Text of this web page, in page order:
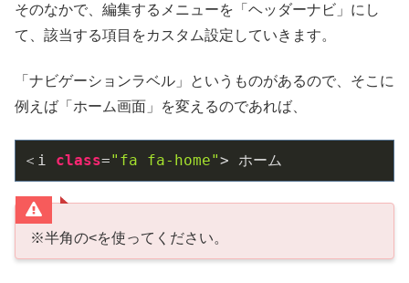
そのなかで、編集するメニューを「ヘッダーナビ」にし
て、該当する項目をカスタム設定していきます。
「ナビゲーションラベル」というものがあるので、そこに
例えば「ホーム画面」を変えるのであれば、
＜i class="fa fa-home"> ホーム
※半角の<を使ってください。